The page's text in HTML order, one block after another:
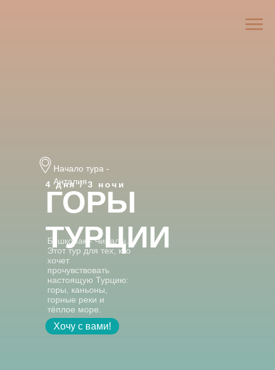
ГОРЫ
ТУРЦИИ
Бешконак - Чиралы.
Этот тур для тех, кто
хочет
прочувствовать
настоящую Турцию:
горы, каньоны,
горные реки и
тёплое море.
4 дня / 3 ночи
Хочу с вами!
Начало тура -
Анталия